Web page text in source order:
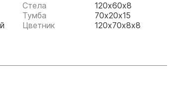
Стела
120х60х8
Тумба
70х20х15
Цветник
120х70х8х8